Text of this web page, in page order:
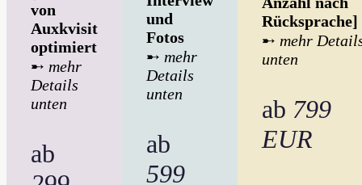
von
Auxkvisit
optimiert
➸ mehr
Details
unten
ab
und
Fotos
➸ mehr
Details
unten
ab
599
Rücksprache]
➸ mehr
unten
ab 799
EUR